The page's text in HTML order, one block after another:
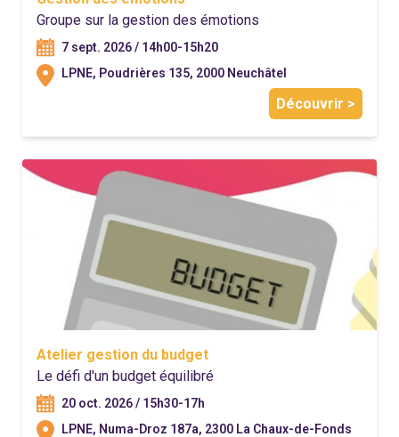
Groupe sur la gestion des émotions
7 sept. 2026 / 14h00-15h20
LPNE, Poudrières 135, 2000 Neuchâtel
Découvrir >
Atelier gestion du budget
Le défi d'un budget équilibré
20 oct. 2026 / 15h30-17h
LPNE, Numa-Droz 187a, 2300 La Chaux-de-Fonds